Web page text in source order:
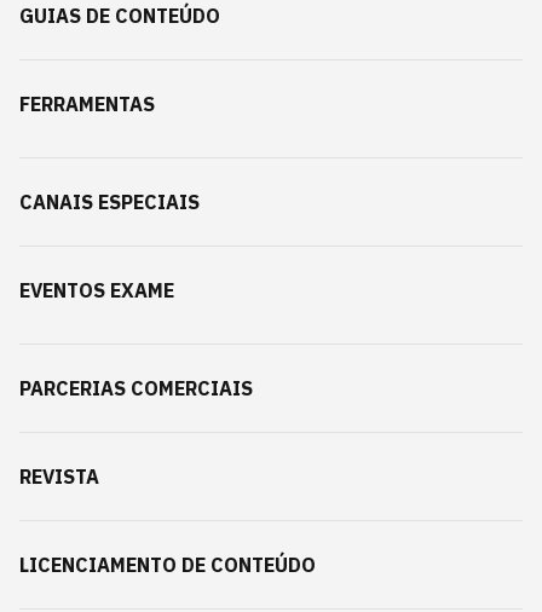
GUIAS DE CONTEÚDO
FERRAMENTAS
CANAIS ESPECIAIS
EVENTOS EXAME
PARCERIAS COMERCIAIS
REVISTA
LICENCIAMENTO DE CONTEÚDO